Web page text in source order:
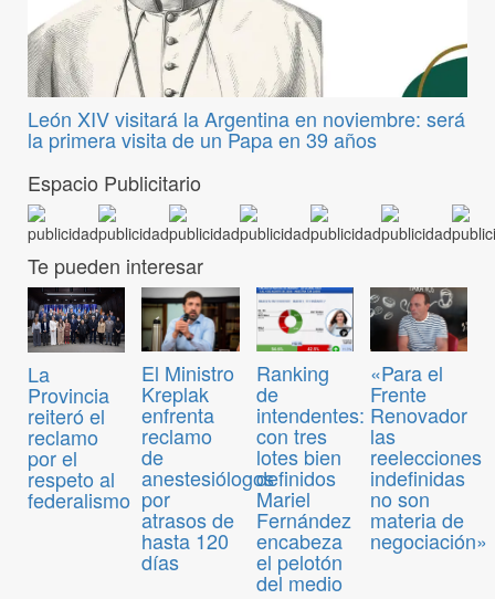
León XIV visitará la Argentina en noviembre: será
la primera visita de un Papa en 39 años
Espacio Publicitario
Te pueden interesar
La
Provincia
reiteró el
reclamo
por el
respeto al
federalismo
El Ministro
Kreplak
enfrenta
reclamo
de
anestesiólogos
por
atrasos de
hasta 120
días
Ranking
de
intendentes:
con tres
lotes bien
definidos
Mariel
Fernández
encabeza
el pelotón
del medio
«Para el
Frente
Renovador
las
reelecciones
indefinidas
no son
materia de
negociación»